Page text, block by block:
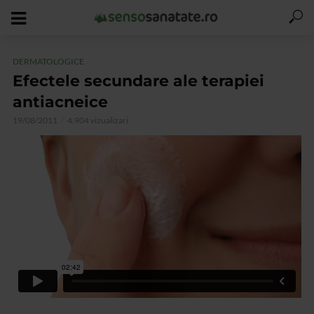
DERMATOLOGICE
Efectele secundare ale terapiei
antiacneice
19/08/2011 4.904 vizualizari